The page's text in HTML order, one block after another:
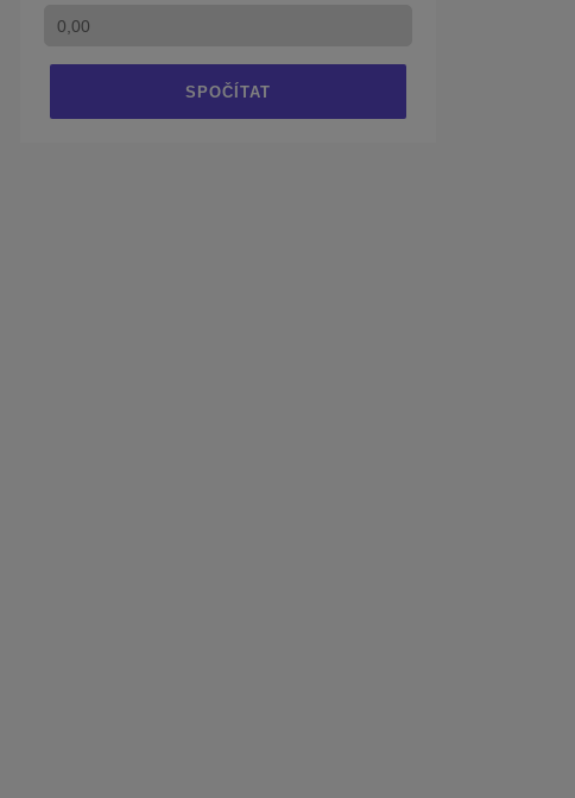
SPOČÍTAT